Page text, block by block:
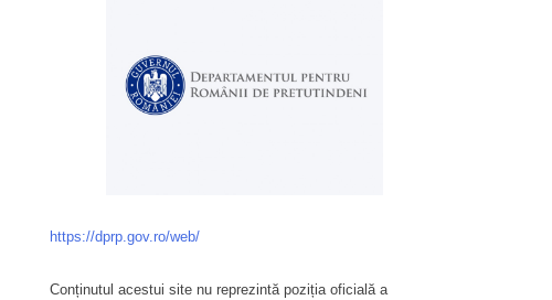
https://dprp.gov.ro/web/
Conținutul acestui site nu reprezintă poziția oficială a